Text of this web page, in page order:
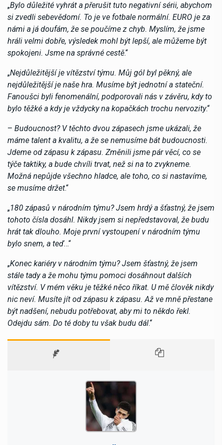
„Bylo důležité vyhrát a přerušit tuto negativní sérii, abychom
si zvedli sebevědomí. To je ve fotbale normální. EURO je za
námi a já doufám, že se poučíme z chyb. Myslím, že jsme
hráli velmi dobře, výsledek mohl být lepší, ale můžeme být
spokojeni. Jsme na správné cestě.“
„Nejdůležitější je vítězství týmu. Můj gól byl pěkný, ale
nejdůležitější je naše hra. Musíme být jednotní a stateční.
Fanoušci byli fenomenální, podporovali nás v závěru, kdy to
bylo těžké a kdy je vždycky na kopačkách trochu nervozity.“
– Budoucnost? V těchto dvou zápasech jsme ukázali, že
máme talent a kvalitu, a že se nemusíme bát budoucnosti.
Jdeme od zápasu k zápasu. Změnili jsme pár věcí, co se
týče taktiky, a bude chvíli trvat, než si na to zvykneme.
Možná nepůjde všechno hladce, ale toho, co si nastavíme,
se musíme držet.“
„180 zápasů v národním týmu? Jsem hrdý a šťastný, že jsem
tohoto čísla dosáhl. Nikdy jsem si nepředstavoval, že budu
hrát tak dlouho. Moje první vystoupení v národním týmu
bylo snem, a teď…“
„Konec kariéry v národním týmu? Jsem šťastný, že jsem
stále tady a že mohu týmu pomoci dosáhnout dalších
vítězství. V mém věku je těžké něco říkat. U mě člověk nikdy
nic neví. Musíte jít od zápasu k zápasu. Až ve mně přestane
být nadšení, nebudu potřebovat, aby mi to někdo řekl.
Odejdu sám. Do té doby tu však budu dál.“